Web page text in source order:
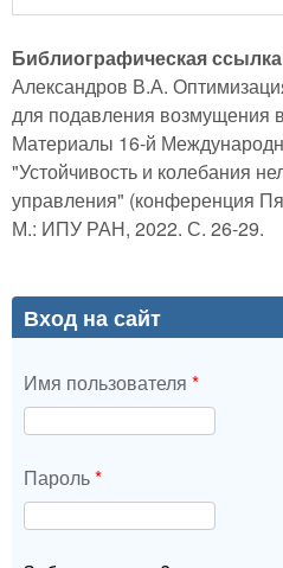
Библиографическая
Александров В.А.
для подавления возмущения
Материалы 16-й
"Устойчивость и колебания
управления" (конференция
М.: ИПУ РАН, 2022. С. 26-29.
Вход на сайт
Имя пользователя *
Пароль*